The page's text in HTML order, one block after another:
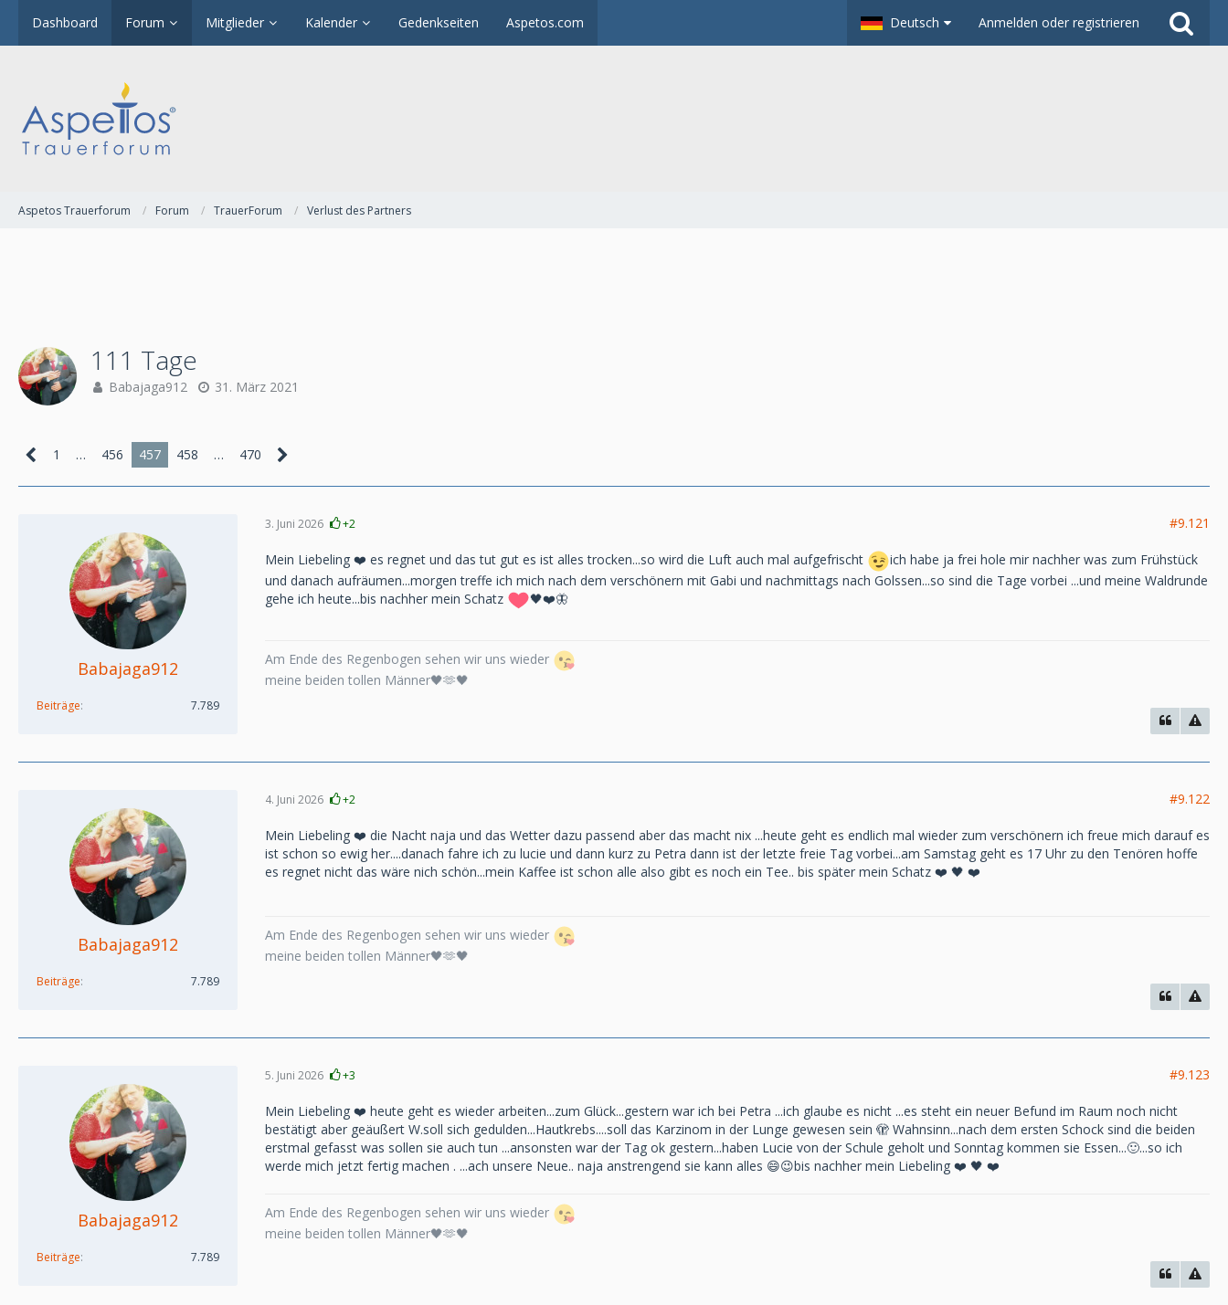
Dashboard Forum Mitglieder Kalender Gedenkseiten Aspetos.com Deutsch Anmelden oder registrieren
Aspetos Trauerforum Forum TrauerForum Verlust des Partners
111 Tage
Babajaga912 31. März 2021
1 … 456 457 458 … 470
Babajaga912
Beiträge 7.789
3. Juni 2026 +2 #9.121
Mein Liebeling ❤️ es regnet und das tut gut es ist alles trocken...so wird die Luft auch mal aufgefrischt
ich habe ja frei hole mir nachher was zum Frühstück
und danach aufräumen...morgen treffe ich mich nach dem verschönern mit Gabi und nachmittags nach Golssen...so sind die Tage vorbei ...und meine Waldrunde
gehe ich heute...bis nachher mein Schatz
🖤❤️🦋
Am Ende des Regenbogen sehen wir uns wieder
meine beiden tollen Männer🖤🫶🖤
Babajaga912
Beiträge 7.789
4. Juni 2026 +2 #9.122
Mein Liebeling ❤️ die Nacht naja und das Wetter dazu passend aber das macht nix ...heute geht es endlich mal wieder zum verschönern ich freue mich darauf es
ist schon so ewig her....danach fahre ich zu lucie und dann kurz zu Petra dann ist der letzte freie Tag vorbei...am Samstag geht es 17 Uhr zu den Tenören hoffe
es regnet nicht das wäre nich schön...mein Kaffee ist schon alle also gibt es noch ein Tee.. bis später mein Schatz ❤️ 🖤 ❤️
Am Ende des Regenbogen sehen wir uns wieder
meine beiden tollen Männer🖤🫶🖤
Babajaga912
Beiträge 7.789
5. Juni 2026 +3 #9.123
Mein Liebeling ❤️ heute geht es wieder arbeiten...zum Glück...gestern war ich bei Petra ...ich glaube es nicht ...es steht ein neuer Befund im Raum noch nicht
bestätigt aber geäußert W.soll sich gedulden...Hautkrebs....soll das Karzinom in der Lunge gewesen sein 🫣 Wahnsinn...nach dem ersten Schock sind die beiden
erstmal gefasst was sollen sie auch tun ...ansonsten war der Tag ok gestern...haben Lucie von der Schule geholt und Sonntag kommen sie Essen...🙂...so ich
werde mich jetzt fertig machen . ...ach unsere Neue.. naja anstrengend sie kann alles 😄😉bis nachher mein Liebeling ❤️ 🖤 ❤️
Am Ende des Regenbogen sehen wir uns wieder
meine beiden tollen Männer🖤🫶🖤